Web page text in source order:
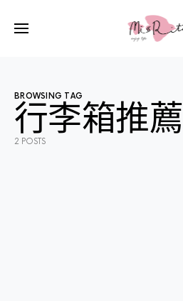
BROWSING TAG
行李箱推薦
2 POSTS